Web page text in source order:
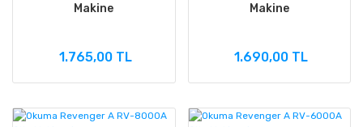
Makine
1.765,00 TL
Makine
1.690,00 TL